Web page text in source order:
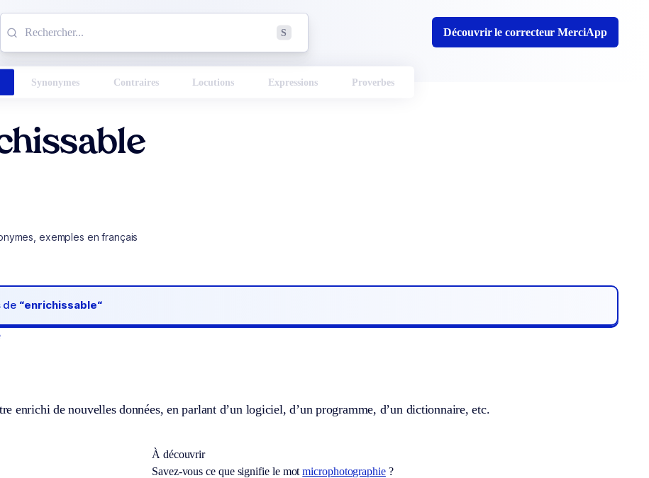
S Découvrir le correcteur MerciApp
Synonymes Contraires Locutions Expressions Proverbes
exemples en français
de “enrichissable“
enrichi de nouvelles données, en parlant d’un logiciel, d’un programme, d’un dictionnaire, etc.
À découvrir
Savez-vous ce que signifie le motmicrophotographie?